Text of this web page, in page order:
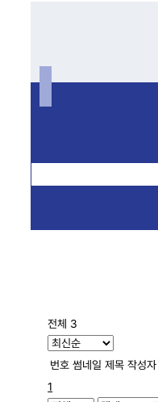
전체 3
번호 썸네일 제목 작성자
1